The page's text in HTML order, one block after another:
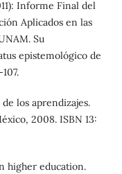
Informe Final del
Aplicados en las
Su
epistemológico de
los aprendizajes.
2008. ISBN 13:
higher education.